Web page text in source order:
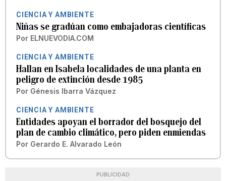
CIENCIA Y AMBIENTE
Niñas se gradúan como embajadoras científicas
Por ELNUEVODIA.COM
CIENCIA Y AMBIENTE
Hallan en Isabela localidades de una planta en
peligro de extinción desde 1985
Por Génesis Ibarra Vázquez
CIENCIA Y AMBIENTE
Entidades apoyan el borrador del bosquejo del
plan de cambio climático, pero piden enmiendas
Por Gerardo E. Alvarado León
PUBLICIDAD